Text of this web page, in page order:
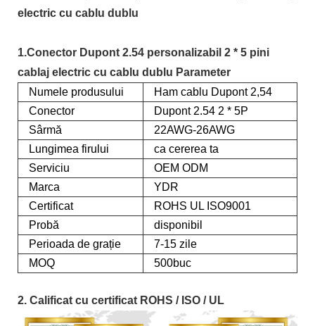
electric cu cablu dublu
1.Conector Dupont 2.54 personalizabil 2 * 5 pini
cablaj electric cu cablu dublu Parameter
Numele produsului
Ham cablu Dupont 2,54
Conector
Dupont 2.54 2 * 5P
Sârmă
22AWG-26AWG
Lungimea firului
ca cererea ta
Serviciu
OEM ODM
Marca
YDR
Certificat
ROHS UL ISO9001
Probă
disponibil
Perioada de grație
7-15 zile
MOQ
500buc
2. Calificat cu certificat ROHS / ISO / UL